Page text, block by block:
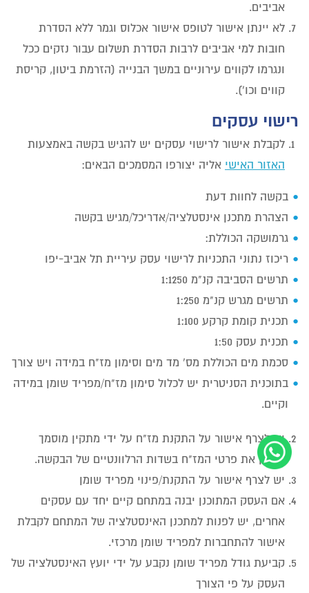
אביבים.
לא יינתן אישור לטופס אישור אכלוס וגמר ללא הסדרת
חובות למי אביבים לרבות הסדרת תשלום עבור נזקים ככל
ונגרמו לקווים עירוניים במשך הבנייה (הזרמת ביטון, קריסת
קווים וכו').
רישוי עסקים
לקבלת אישור לרישוי עסקים יש להגיש בקשה באמצעות
האזור האישי אליה יצורפו המסמכים הבאים:
בקשה לחוות דעת
הצהרת מתכנן אינסטלציה/אדריכל/מגיש בקשה
גרמושקה הכוללת:
ריכוז נתוני התכניות לרישוי עסק עיריית תל אביב-יפו
תרשים הסביבה קנ"מ 1:1250
תרשים מגרש קנ"מ 1:250
תכנית קומת קרקע 1:100
תכנית עסק 1:50
סכמת מים הכוללת מס' מד מים וסימון מז"ח במידה ויש צורך
בתוכנית הסניטרית יש לכלול סימון מז"ח/מפריד שומן במידה
וקיים.
יש לצרף אישור על התקנת מז"ח על ידי מתקין מוסמך
ולציין את פרטי המז"ח בשדות הרלוונטיים של הבקשה.
יש לצרף אישור על התקנת/פינוי מפריד שומן
אם העסק המתוכנן יבנה במתחם קיים יחד עם עסקים
אחרים, יש לפנות למתכנן האינסטלציה של המתחם לקבלת
אישור להתחברות למפריד שומן מרכזי.
קביעת גודל מפריד שומן נקבע על ידי יועץ האינסטלציה של
העסק על פי הצורך